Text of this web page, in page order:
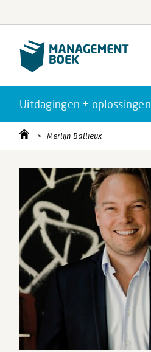
Uitdagingen + oplossingen
Merlijn Ballieux